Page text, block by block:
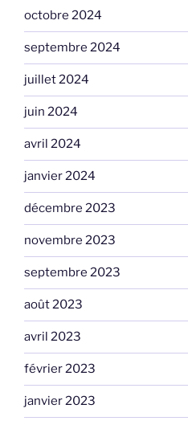
octobre 2024
septembre 2024
juillet 2024
juin 2024
avril 2024
janvier 2024
décembre 2023
novembre 2023
septembre 2023
août 2023
avril 2023
février 2023
janvier 2023